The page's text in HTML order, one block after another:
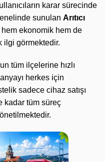
karar sürecinde
sunulan Arıtıcı
hem ekonomik hem de
ilgi görmektedir.
tüm ilçelerine hızlı
herkes için
sadece cihaz satışı
kadar tüm süreç